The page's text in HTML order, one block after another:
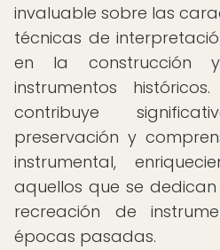
invaluable sobre las
técnicas de
en la construcción
instrumentos
contribuye
preservación y
instrumental,
aquellos que se
recreación de
épocas pasadas.